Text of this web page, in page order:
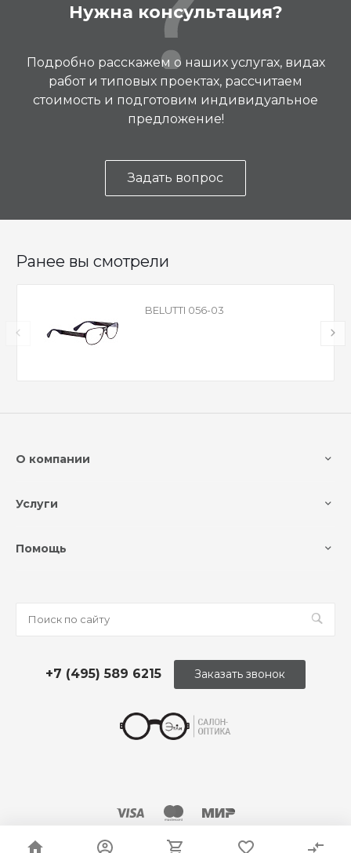
Нужна консультация?
Подробно расскажем о наших услугах, видах
работ и типовых проектах, рассчитаем
стоимость и подготовим индивидуальное
предложение!
Задать вопрос
Ранее вы смотрели
BELUTTI 056-03
О компании
Услуги
Помощь
+7 (495) 589 6215 Заказать звонок